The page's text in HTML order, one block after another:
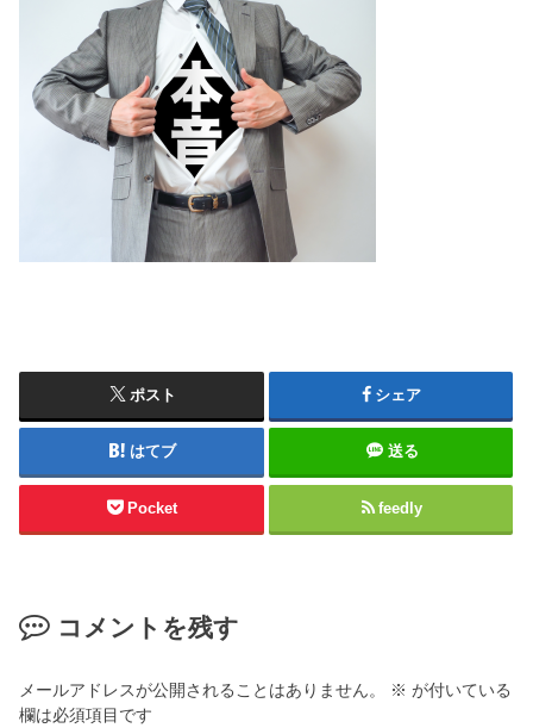
ポスト シェア
はてブ 送る
Pocket feedly
コメントを残す
メールアドレスが公開されることはありません。 ※ が付いている
欄は必須項目です